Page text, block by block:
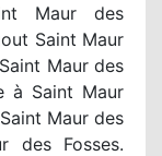
Maur des
Saint Maur
Maur des
à Saint Maur
Maur des
des Fosses.